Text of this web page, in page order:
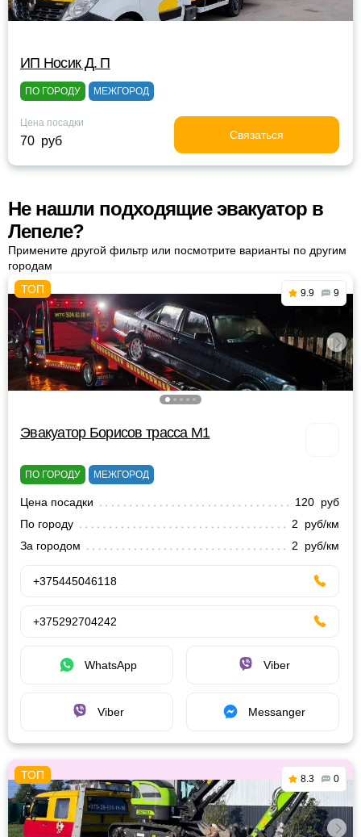
ИП Носик Д. П
ПО ГОРОДУ МЕЖГОРОД
Цена посадки
70 руб Связаться
Не нашли подходящие эвакуатор в
Лепеле?
Примените другой фильтр или посмотрите варианты по другим
городам
9.9 9
Эвакуатор Борисов трасса М1
ПО ГОРОДУ МЕЖГОРОД
Цена посадки
120 руб
По городу
2 руб/км
За городом
2 руб/км
+375445046118
+375292704242
WhatsApp Viber
Viber Messanger
8.3 0